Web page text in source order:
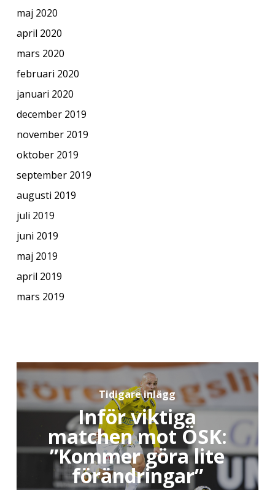
maj 2020
april 2020
mars 2020
februari 2020
januari 2020
december 2019
november 2019
oktober 2019
september 2019
augusti 2019
juli 2019
juni 2019
maj 2019
april 2019
mars 2019
Tidigare inlägg
Inför viktiga
matchen mot ÖSK:
”Kommer göra lite
förändringar”